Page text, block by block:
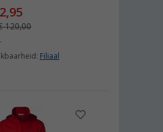
120,00
Filiaal